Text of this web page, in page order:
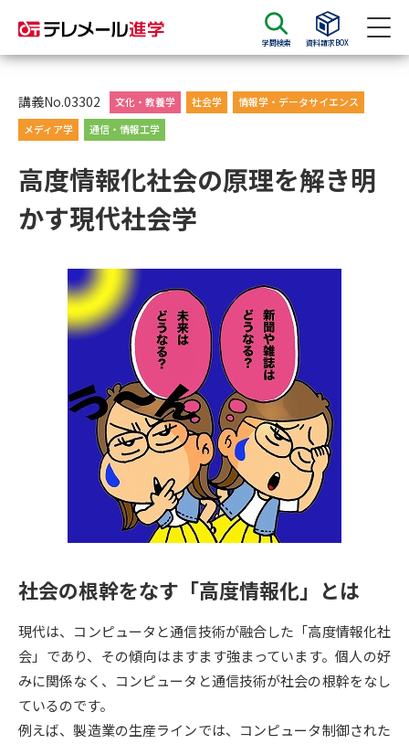
学問検索 資料請求BOX
資料請求 資料検索
大学・短大の資料種類から請求
大学パンフ
集要項＆願書
募集要項＆願書
過去問題集
大学・短大以外の資料から請求
専門学校の資料請求 大学院の資料請求
留学・進学関連、塾・予備校
大学入学共通テスト「受験案
内」の請求
大学入学共通テスト「受験上の
高等学校卒業程度認定試験
高等学校（情報）教員資格認定
大学研究 大学検索
講義No.03302 文化・教養学 社会学
情報学・データサイエンス
メディア学
通信・情報工学
高度情報化社会の原理を解き明
かす現代社会学
社会の根幹をなす「高度情報化」とは
現代は、コンピュータと通信技術が融合した「高度情報化社
会」であり、その傾向はますます強まっています。個人の好
みに関係なく、コンピュータと通信技術が社会の根幹をなし
ているのです。
例えば、製造業の生産ラインでは、コンピュータ制御された